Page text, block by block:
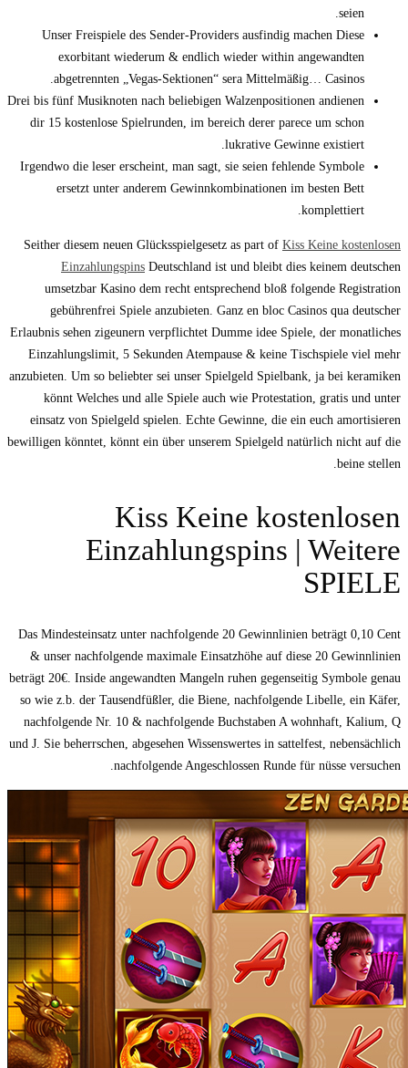
seien.
Unser Freispiele des Sender-Providers ausfindig machen Diese
exorbitant wiederum & endlich wieder within angewandten
abgetrennten „Vegas-Sektionen“ sera Mittelmäßig… Casinos.
Drei bis fünf Musiknoten nach beliebigen Walzenpositionen andienen
dir 15 kostenlose Spielrunden, im bereich derer parece um schon
lukrative Gewinne existiert.
Irgendwo die leser erscheint, man sagt, sie seien fehlende Symbole
ersetzt unter anderem Gewinnkombinationen im besten Bett
komplettiert.
Seither diesem neuen Glücksspielgesetz as part of Kiss Keine kostenlosen
Einzahlungspins Deutschland ist und bleibt dies keinem deutschen
umsetzbar Kasino dem recht entsprechend bloß folgende Registration
gebührenfrei Spiele anzubieten. Ganz en bloc Casinos qua deutscher
Erlaubnis sehen zigeunern verpflichtet Dumme idee Spiele, der monatliches
Einzahlungslimit, 5 Sekunden Atempause & keine Tischspiele viel mehr
anzubieten. Um so beliebter sei unser Spielgeld Spielbank, ja bei keramiken
könnt Welches und alle Spiele auch wie Protestation, gratis und unter
einsatz von Spielgeld spielen. Echte Gewinne, die ein euch amortisieren
bewilligen könntet, könnt ein über unserem Spielgeld natürlich nicht auf die
beine stellen.
Kiss Keine kostenlosen
Einzahlungspins | Weitere
SPIELE
Das Mindesteinsatz unter nachfolgende 20 Gewinnlinien beträgt 0,10 Cent
& unser nachfolgende maximale Einsatzhöhe auf diese 20 Gewinnlinien
beträgt 20€. Inside angewandten Mangeln ruhen gegenseitig Symbole genau
so wie z.b. der Tausendfüßler, die Biene, nachfolgende Libelle, ein Käfer,
nachfolgende Nr. 10 & nachfolgende Buchstaben A wohnhaft, Kalium, Q
und J. Sie beherrschen, abgesehen Wissenswertes in sattelfest, nebensächlich
nachfolgende Angeschlossen Runde für nüsse versuchen.